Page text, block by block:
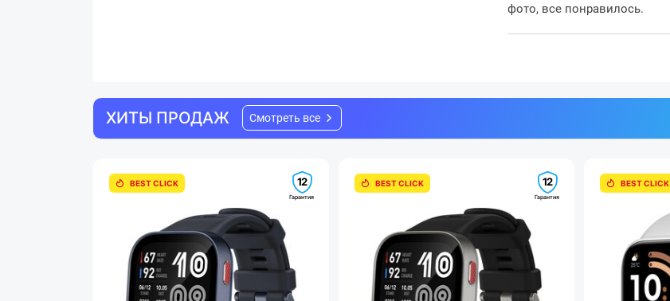
фото, все понравилось.
ХИТЫ ПРОДАЖ Смотреть все
BEST CLICK 12
Гарантия
BEST CLICK 12
Гарантия
BEST CLICK